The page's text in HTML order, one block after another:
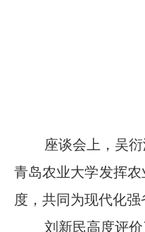
座谈会上，吴
青岛农业大学发挥
度，共同为现代化强
刘新民高度评